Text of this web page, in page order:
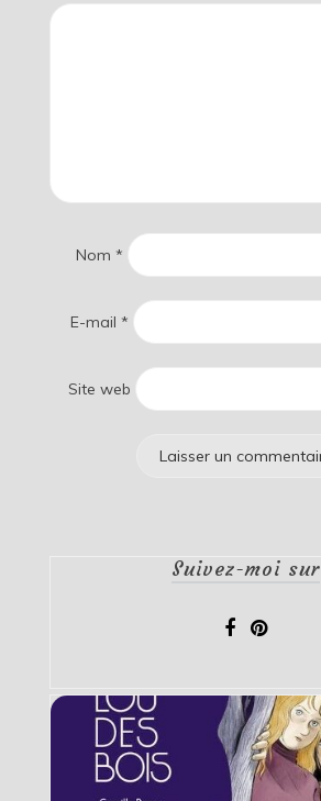
Nom *
E-mail *
Site web
Suivez-moi sur